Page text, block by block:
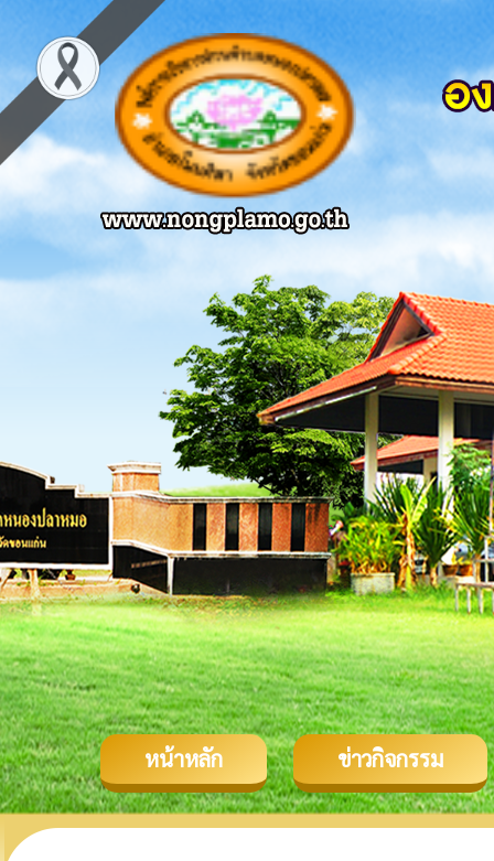
หน้าหลัก ข่าวกิจกรรม